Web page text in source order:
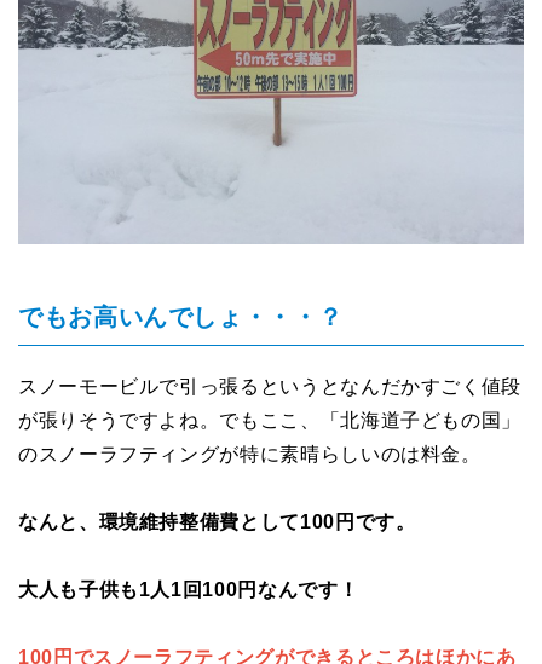
でもお高いんでしょ・・・？
スノーモービルで引っ張るというとなんだかすごく値段
が張りそうですよね。でもここ、「北海道子どもの国」
のスノーラフティングが特に素晴らしいのは料金。
なんと、環境維持整備費として100円です。
大人も子供も1人1回100円なんです！
100円でスノーラフティングができるところはほかにあ